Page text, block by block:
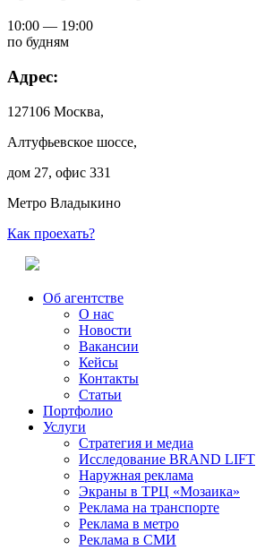
10:00 — 19:00
по будням
Адрес:
127106 Москва,
Алтуфьевское шоссе,
дом 27, офис 331
Метро Владыкино
Как проехать?
Об агентстве
О нас
Новости
Вакансии
Кейсы
Контакты
Статьи
Портфолио
Услуги
Стратегия и медиа
Исследование BRAND LIFT
Наружная реклама
Экраны в ТРЦ «Мозаика»
Реклама на транспорте
Реклама в метро
Реклама в СМИ